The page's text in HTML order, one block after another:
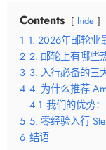
Contents hide
1 1. 2026年邮轮业
2 2. 邮轮上有哪些
3 3. 入行必备的三
4 4. 为什么推荐
4.1 我们的优势：
5 5. 零经验入行
6 结语